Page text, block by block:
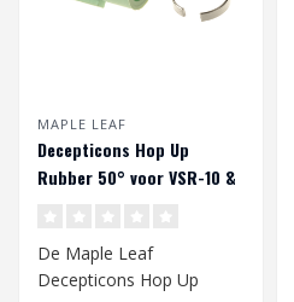
MAPLE LEAF
Decepticons Hop Up
Rubber 50° voor VSR-10 &
De Maple Leaf
Decepticons Hop Up